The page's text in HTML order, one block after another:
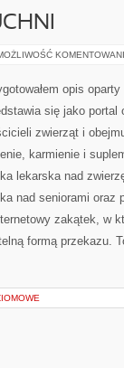
opis
się jako portal
zwierząt i
karmienie i
lekarska nad
nad seniorami oraz
zakątek, w
formą przekazu.